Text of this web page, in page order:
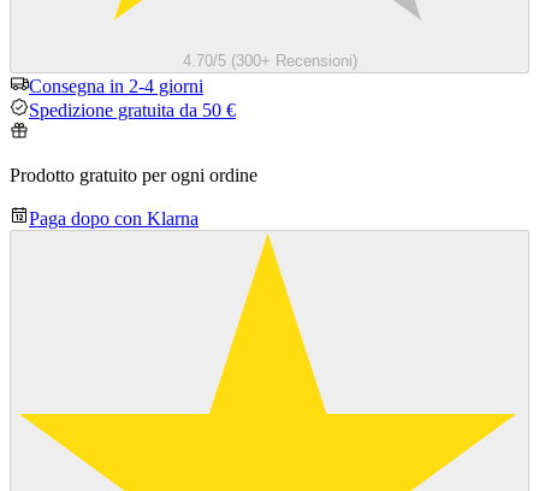
4.70/5 (300+ Recensioni)
Consegna in 2-4 giorni
Spedizione gratuita da 50 €
Prodotto gratuito per ogni ordine
Paga dopo con Klarna